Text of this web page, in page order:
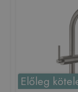
Előleg